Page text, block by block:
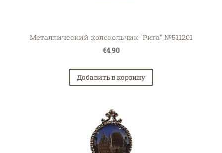
Металлический колокольчик "Рига" №511201
€4.90
Добавить в корзину